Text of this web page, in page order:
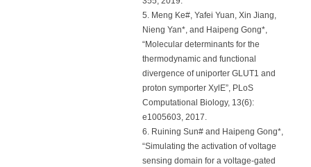
5. Meng Ke#, Yafei Yuan, Xin Jiang,
Nieng Yan*, and Haipeng Gong*,
“Molecular determinants for the
thermodynamic and functional
divergence of uniporter GLUT1 and
proton symporter XylE”, PLoS
Computational Biology, 13(6):
e1005603, 2017.
6. Ruining Sun# and Haipeng Gong*,
“Simulating the activation of voltage
sensing domain for a voltage-gated